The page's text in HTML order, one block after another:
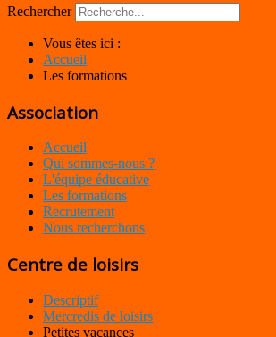
Rechercher
Vous êtes ici :
Accueil
Les formations
Association
Accueil
Qui sommes-nous ?
L'équipe éducative
Les formations
Recrutement
Nous recherchons
Centre de loisirs
Descriptif
Mercredis de loisirs
Petites vacances